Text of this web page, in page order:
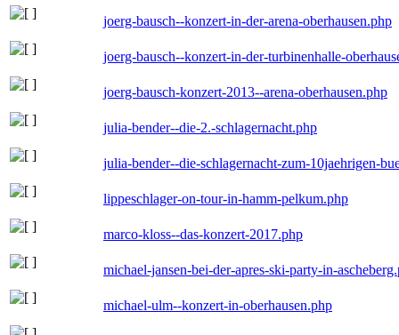
joerg-bausch--konzert-in-der-arena-oberhausen.php
joerg-bausch--konzert-in-der-turbinenhalle-
joerg-bausch-konzert-2013--arena-oberhausen.php
julia-bender--die-2.-schlagernacht.php
julia-bender--die-schlagernacht-zum-10jaehrigen-
lippeschlager-on-tour-in-hamm-pelkum.php
marco-kloss--das-konzert-2017.php
michael-jansen-bei-der-apres-ski-party-in-
michael-ulm--konzert-in-oberhausen.php